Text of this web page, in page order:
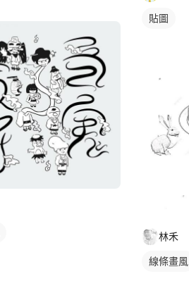
貼圖
林禾
線條畫風